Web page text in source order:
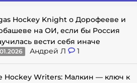
Hockey Knight о Дорофееве и
на ОИ, если бы Россия
вести себя иначе
Андрей Л 1
Hockey Writers: Малкин — ключ к